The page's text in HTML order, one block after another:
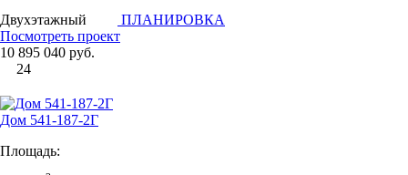
Двухэтажный
ПЛАНИРОВКА
Посмотреть проект
10 895 040 руб.
24
Дом 541-187-2Г
Площадь: